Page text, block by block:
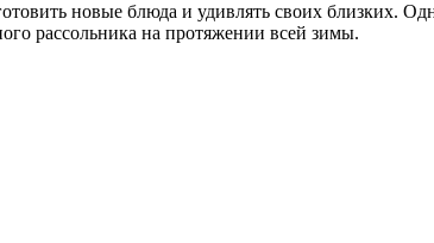
новые блюда и удивлять своих близких.
рассольника на протяжении всей зимы.